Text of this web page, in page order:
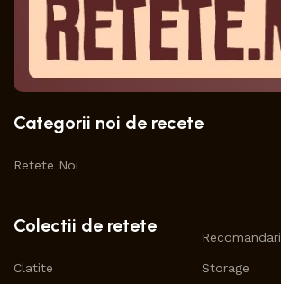
Categorii noi de recete
Retete Noi
Colectii de retete
Clatite
Recomandari
Storage